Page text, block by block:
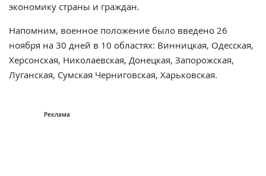
экономику страны и граждан.
Напомним, военное положение было введено 26
ноября на 30 дней в 10 областях: Винницкая, Одесская,
Херсонская, Николаевская, Донецкая, Запорожская,
Луганская, Сумская Черниговская, Харьковская.